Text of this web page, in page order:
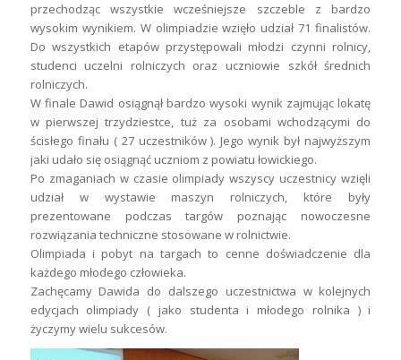
przechodząc wszystkie wcześniejsze szczeble z bardzo
wysokim wynikiem. W olimpiadzie wzięło udział 71 finalistów.
Do wszystkich etapów przystępowali młodzi czynni rolnicy,
studenci uczelni rolniczych oraz uczniowie szkół średnich
rolniczych.
W finale Dawid osiągnął bardzo wysoki wynik zajmując lokatę
w pierwszej trzydziestce, tuż za osobami wchodzącymi do
ścisłego finału ( 27 uczestników ). Jego wynik był najwyższym
jaki udało się osiągnąć uczniom z powiatu łowickiego.
Po zmaganiach w czasie olimpiady wszyscy uczestnicy wzięli
udział w wystawie maszyn rolniczych, które były
prezentowane podczas targów poznając nowoczesne
rozwiązania techniczne stosowane w rolnictwie.
Olimpiada i pobyt na targach to cenne doświadczenie dla
każdego młodego człowieka.
Zachęcamy Dawida do dalszego uczestnictwa w kolejnych
edycjach olimpiady ( jako studenta i młodego rolnika ) i
życzymy wielu sukcesów.